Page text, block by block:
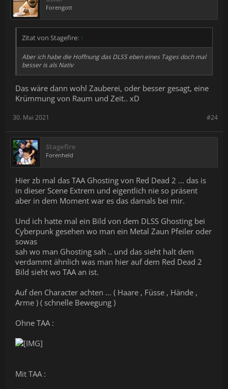
Forengott
Zitat von Stagefire: ↑
Aber ich habe die Hoffnung das DLSS eben eines Tages doch mal
besser is als Nativ
Das wäre dann wohl Zauberei, oder besser gesagt, eine
Krümmung von Raum und Zeit.. xD
#24
30. Mai 2021
Stagefire
Forenheld
Hier zb mal das TAA Ghosting von Red Dead 2 ... das is
in dieser Scene Extrem und eigentlich nie so präsent
aber in dem Moment war es das damals bei mir.
Und ich hatte mal ein Bild von dem DLSS Ghosting bei
Cyberpunk gesehen wo man ein Metal Zaun Pfeiler oder
sowas
sah wo man Ghosting sah .. und das sieht halt dem
verdammt ähnlich was man hier auf dem Red Dead 2
Bild sieht wo TAA an ist.
Auf den Character achten ... ( Haare , Füsse , Hände ,
Arme ) ( schnelle Bewegung )
Ohne TAA :
Mit TAA :